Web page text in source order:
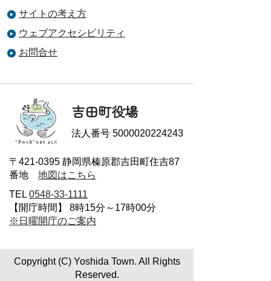
サイトの考え方
ウェブアクセシビリティ
お問合せ
吉田町役場
法人番号 5000020224243
〒421-0395 静岡県榛原郡吉田町住吉87
番地 地図はこちら
TEL 0548-33-1111
【開庁時間】 8時15分～17時00分
※日曜開庁のご案内
Copyright (C) Yoshida Town. All Rights
Reserved.